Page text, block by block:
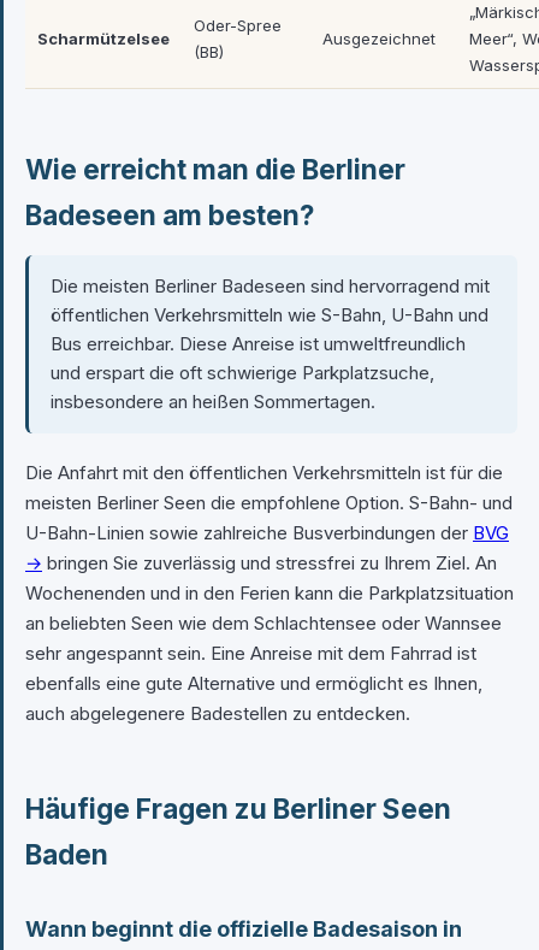
Scharmützelsee
Oder-Spree
(BB)
Ausgezeichnet
Meer“,
Wie erreicht man die Berliner
Badeseen am besten?
Die meisten Berliner Badeseen sind hervorragend mit
öffentlichen Verkehrsmitteln wie S-Bahn, U-Bahn und
Bus erreichbar. Diese Anreise ist umweltfreundlich
und erspart die oft schwierige Parkplatzsuche,
insbesondere an heißen Sommertagen.
Die Anfahrt mit den öffentlichen Verkehrsmitteln ist für die
meisten Berliner Seen die empfohlene Option. S-Bahn- und
U-Bahn-Linien sowie zahlreiche Busverbindungen der BVG
→ bringen Sie zuverlässig und stressfrei zu Ihrem Ziel. An
Wochenenden und in den Ferien kann die Parkplatzsituation
an beliebten Seen wie dem Schlachtensee oder Wannsee
sehr angespannt sein. Eine Anreise mit dem Fahrrad ist
ebenfalls eine gute Alternative und ermöglicht es Ihnen,
auch abgelegenere Badestellen zu entdecken.
Häufige Fragen zu Berliner Seen
Baden
Wann beginnt die offizielle Badesaison in